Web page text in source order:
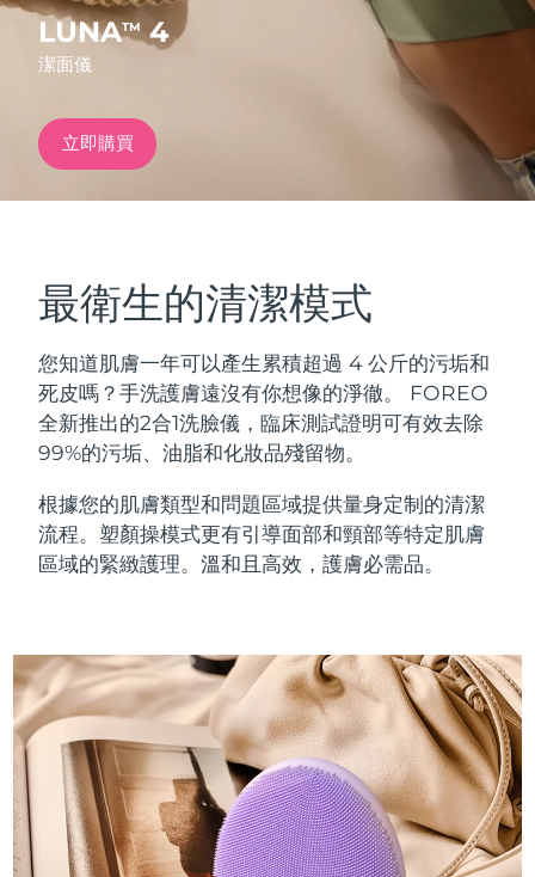
LUNATM4
潔面儀
立即購買
最衛生的清潔模式
您知道肌膚一年可以產生累積超過 4 公斤的污垢和
死皮嗎？手洗護膚遠沒有你想像的淨徹。 FOREO
全新推出的2合1洗臉儀，臨床測試證明可有效去除
99%的污垢、油脂和化妝品殘留物。
根據您的肌膚類型和問題區域提供量身定制的清潔
流程。塑顏操模式更有引導面部和頸部等特定肌膚
區域的緊緻護理。溫和且高效，護膚必需品。
特別優惠
紅光療法
面部清潔
LUNA™ 4 套裝
Anti-aging massage
LUNA™ 4 Plus
LUNA™ 4 Men
For men, anti-aging massage
LUNA™ 4 mini
For young skin, T-zone
緊致提拉
BEAR™ 2 套裝
Microcurrent toning
BEAR™ 2 go
BEAR™ 2 eyes & lips
Microcurrent line smoothing device
面部提拉護理
Premium anti-aging skincare
補水保濕
UFO™ 3 套裝
UFO™ 3 LED
Near-infrared and red light therapy
device
UFO™ 3 mini
Red light therapy device for young skin
口腔護理
issa™ 4
issa™ 4 plus
Smart hybrid silicone sonic toothbrush
issa™ 4 smile
Hybrid silicone sonic toothbrush
抗老
FAQ™ 101
Clinical anti-aging
LED 護理
NEW
FAQ™ 201
LED mask
NEW
法國 預計送達日期
德國 預計送達日期
加拿大 預計送達日期 8/16/26
奧地利 預計送達日期
比利時 預計送達日期8/12/26
百慕達 預計送達日期
波士尼亞與赫塞哥維納 預計送達日期8/15/26
汶萊 預計送達日期
加拿大 預計送達日期8/16/26
智利 預計送達日期8/16/26
中國 預計送達日期 8/12/26
哥倫比亞 預計送達日期8/16/26